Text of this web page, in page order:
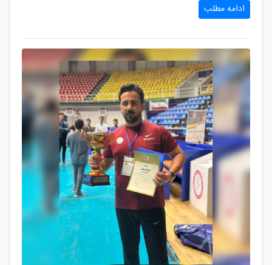
ادامه مطلب